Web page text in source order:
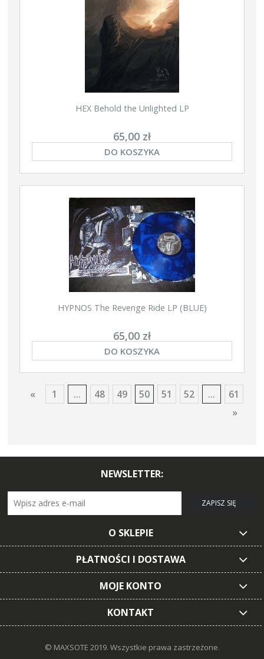
HEX Behold the Unlighted LP
65,00 zł
DO KOSZYKA
HYPNOS The Revenge Ride LP (BLUE)
65,00 zł
DO KOSZYKA
« 1 ... 48 49 50 51 52 ...
61
»
NEWSLETTER:
ZAPISZ SIĘ
O SKLEPIE
PŁATNOŚCI I DOSTAWA
MOJE KONTO
KONTAKT
© MAXSOTE 2019. Wszystkie prawa zastrzeżone.